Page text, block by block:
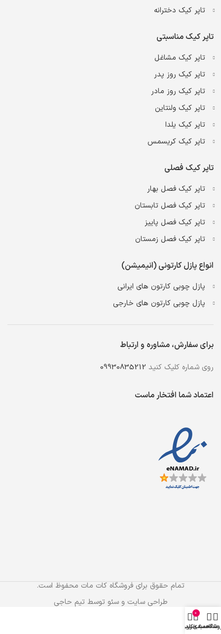
تاپر کیک دخترانه
تاپر کیک مناسبتی
تاپر کیک مشاغل
تاپر کیک روز پدر
تاپر کیک روز مادر
تاپر کیک ولنتاین
تاپر کیک یلدا
تاپر کیک کریسمس
تاپر کیک فصلی
تاپر کیک فصل بهار
تاپر کیک فصل تابستان
تاپر کیک فصل پاییز
تاپر کیک فصل زمستان
انواع پازل کارتونی (انیمیشن)
پازل چوبی کارتون های ایرانی
پازل چوبی کارتون های خارجی
برای سفارش، مشاوره و ارتباط
روی شماره کلیک کنید 09930835212
اعتماد شما افتخار ماست
تمام حقوق برای فروشگاه کات مات محفوظ است.
طراحی سایت و سئو توسط تیم حاجی
علاقه مندی
0
سبد خرید
حساب کاربری من